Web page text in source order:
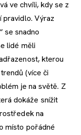
ve chvíli, kdy se z
pravidlo. Výraz
se snadno
lidé měli
kterou
(více či
je na světě. Z
dokáže snížit
na
místo pořádné